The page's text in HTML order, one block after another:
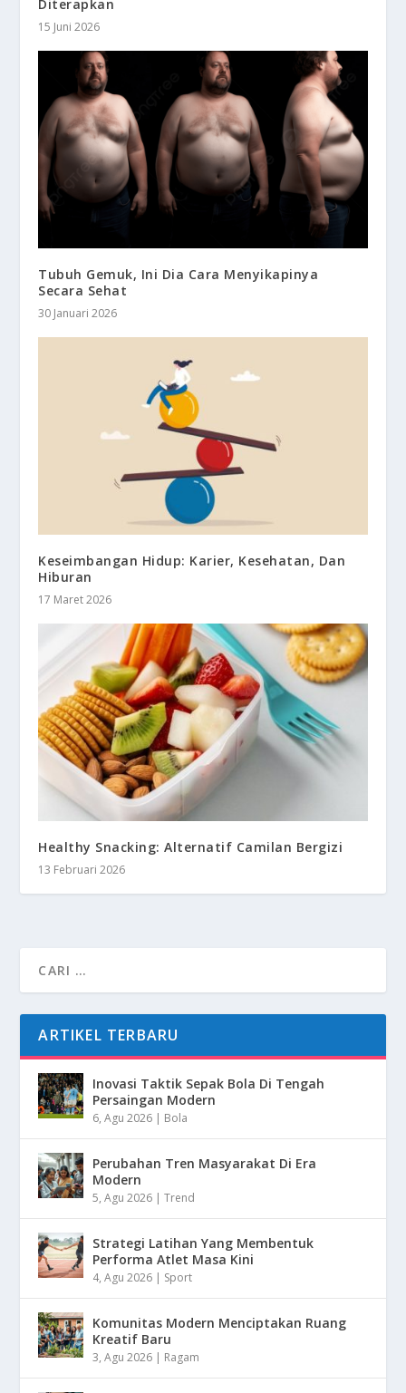
Diterapkan
15 Juni 2026
Tubuh Gemuk, Ini Dia Cara Menyikapinya
Secara Sehat
30 Januari 2026
Keseimbangan Hidup: Karier, Kesehatan, Dan
Hiburan
17 Maret 2026
Healthy Snacking: Alternatif Camilan Bergizi
13 Februari 2026
ARTIKEL TERBARU
Inovasi Taktik Sepak Bola Di Tengah
Persaingan Modern
6, Agu 2026 | Bola
Perubahan Tren Masyarakat Di Era
Modern
5, Agu 2026 |Trend
Strategi Latihan Yang Membentuk
Performa Atlet Masa Kini
4, Agu 2026 | Sport
Komunitas Modern Menciptakan Ruang
Kreatif Baru
3, Agu 2026 | Ragam